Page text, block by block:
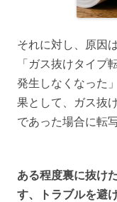
それに対し、原因
「ガス抜けタイプ
発生しなくなった
果として、ガス抜
であった場合に転
ある程度裏に抜け
す、トラブルを避